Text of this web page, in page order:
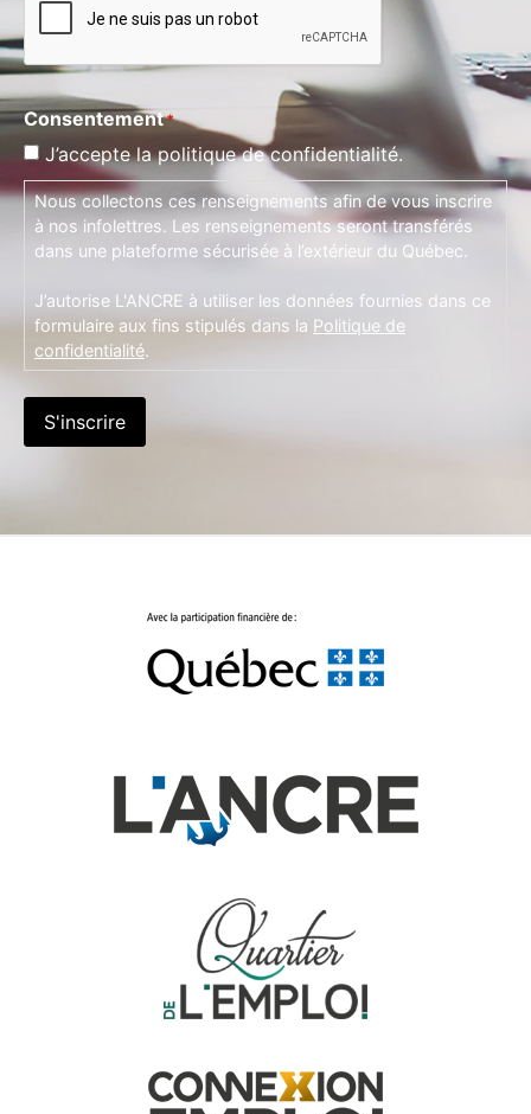
Consentement*
J’accepte la politique de confidentialité.
Nous collectons ces renseignements afin de vous inscrire
à nos infolettres. Les renseignements seront transférés
dans une plateforme sécurisée à l’extérieur du Québec.
J’autorise L'ANCRE à utiliser les données fournies dans ce
formulaire aux fins stipulés dans la Politique de
confidentialité.
S'inscrire